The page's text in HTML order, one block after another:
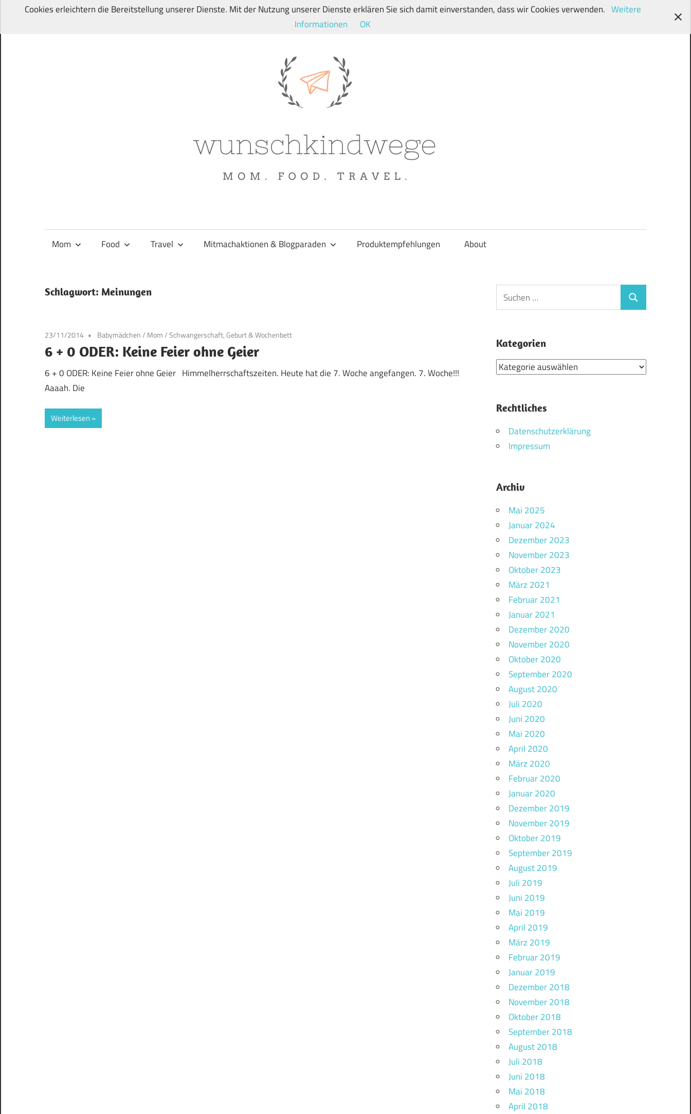
Zum
ihren
Familien-,
Travelblog
Mom Food Travel Mitmachaktionen & Blogparaden Produktempfehlungen About
Schlagwort: Meinungen
23/11/2014 Babymädchen/ Mom/Schwangerschaft, Geburt & Wochenbett
6 + 0 ODER: Keine Feier ohne Geier
6 + 0 ODER: Keine Feier ohne Geier Himmelherrschaftszeiten. Heute hat die 7. Woche angefangen. 7. Woche!!!
Aaaah. Die
Weiterlesen
Suchen
nach:
Suchen
Kategorien
Kategorien
Rechtliches
Datenschutzerklärung
Impressum
Archiv
Mai 2025
Januar 2024
Dezember 2023
November 2023
Oktober 2023
März 2021
Februar 2021
Januar 2021
Dezember 2020
November 2020
Oktober 2020
September 2020
August 2020
Juli 2020
Juni 2020
Mai 2020
April 2020
März 2020
Februar 2020
Januar 2020
Dezember 2019
November 2019
Oktober 2019
September 2019
August 2019
Juli 2019
Juni 2019
Mai 2019
April 2019
März 2019
Februar 2019
Januar 2019
Dezember 2018
November 2018
Oktober 2018
September 2018
August 2018
Juli 2018
Juni 2018
Mai 2018
April 2018
Cookies erleichtern die Bereitstellung unserer Dienste. Mit der Nutzung unserer Dienste erklären Sie sich damit einverstanden, dass wir Cookies verwenden. Weitere
Informationen
OK